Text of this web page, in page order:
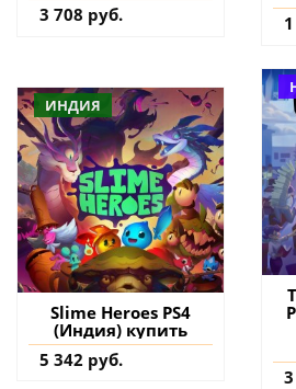
3 708 руб.
ИНДИЯ
Slime Heroes PS4
(Индия) купить
5 342 руб.